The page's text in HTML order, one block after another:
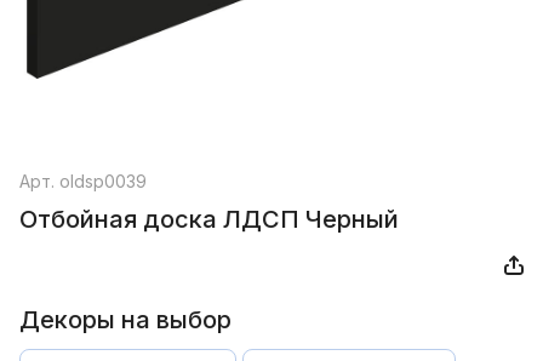
Арт. oldsp0039
Отбойная доска ЛДСП Черный
Декоры на выбор